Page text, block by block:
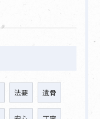
法要 遺骨